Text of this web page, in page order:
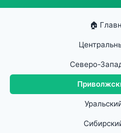
🏠
Северо-